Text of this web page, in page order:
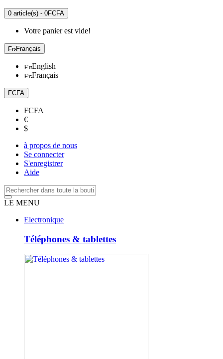
0 article(s) - 0FCFA
Votre panier est vide!
Français
English
Français
FCFA
FCFA
€
$
à propos de nous
Se connecter
S'enregistrer
Aide
LE MENU
Electronique
Téléphones & tablettes